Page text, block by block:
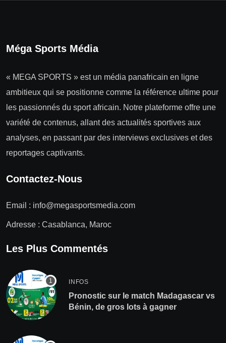
Méga Sports Média
« MEGA SPORTS » est un média panafricain en ligne
ambitieux qui se positionne comme la référence ultime pour
les passionnés du sport africain. Notre plateforme offre une
variété de contenus, allant des actualités sportives aux
analyses, en passant par des interviews exclusives et des
reportages captivants.
Contactez-Nous
Email : info@megasportsmedia.com
Adresse : Casablanca, Maroc
Les Plus Commentés
INFOS
Pronostic sur le match Madagascar vs
Bénin, de gros lots à gagner